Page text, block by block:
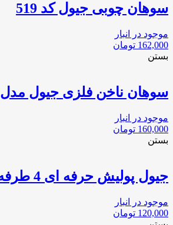
سوهان چوبی جیول کد 519
موجود در انبار
162,000 تومان
بستن
سوهان ناخن فلزی جیول مدل GSN-517
موجود در انبار
160,000 تومان
بستن
جیول پولیش حرفه ای 4 طرفه مدل GP-402
موجود در انبار
120,000 تومان